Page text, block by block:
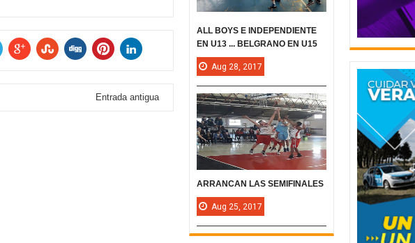
Entrada antigua
ALL BOYS E INDEPENDIENTE
EN U13 ... BELGRANO EN U15
Aug 28, 2017
ARRANCAN LAS SEMIFINALES
Aug 25, 2017